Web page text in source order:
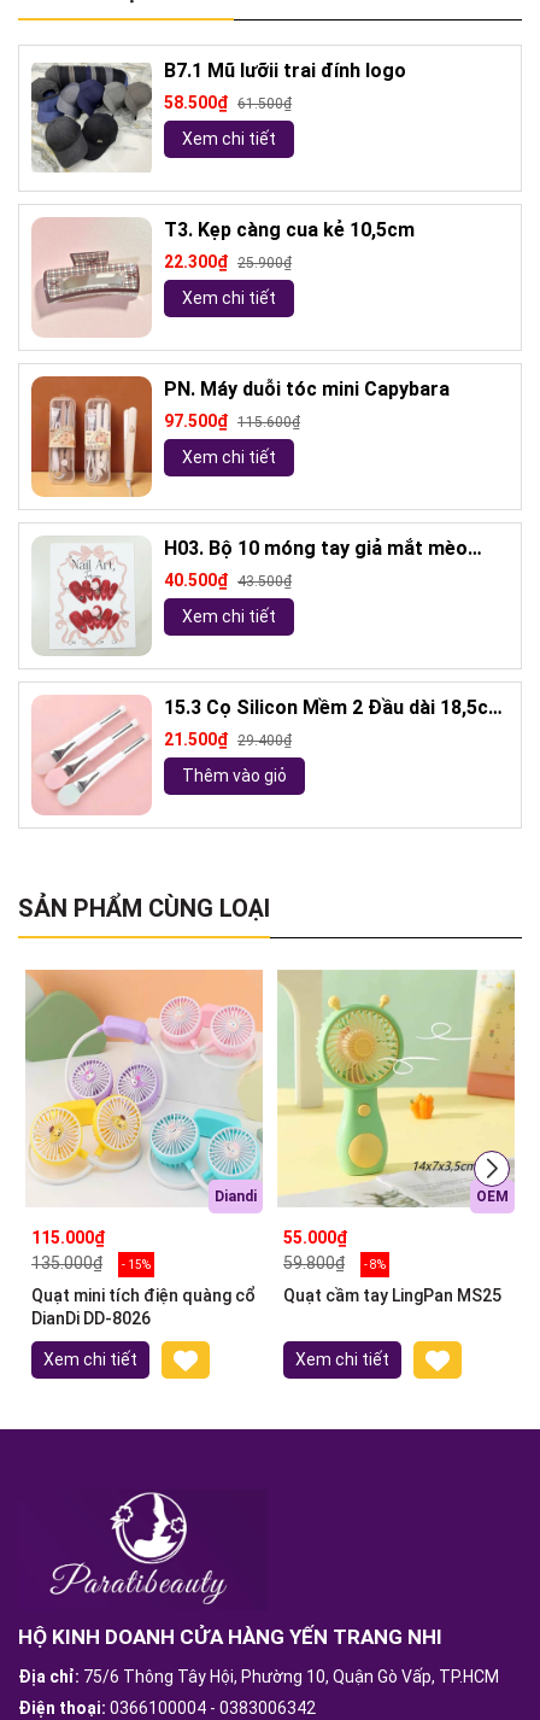
B7.1 Mũ lưỡii trai đính logo
58.500₫ 61.500₫
Xem chi tiết
T3. Kẹp càng cua kẻ 10,5cm
22.300₫ 25.900₫
Xem chi tiết
PN. Máy duỗi tóc mini Capybara
97.500₫ 115.600₫
Xem chi tiết
H03. Bộ 10 móng tay giả mắt mèo
kèm keo và giũa móng (ngẫu nhiên)
40.500₫ 43.500₫
Xem chi tiết
15.3 Cọ Silicon Mềm 2 Đầu dài 18,5cm
( ngẫu nhiên)
21.500₫ 29.400₫
Thêm vào giỏ
SẢN PHẨM CÙNG LOẠI
Diandi
115.000₫
135.000₫
- 15%
Quạt mini tích điện quàng cổ
DianDi DD-8026
Xem chi tiết
OEM
55.000₫
59.800₫
- 8%
Quạt cầm tay LingPan MS25
Xem chi tiết
HỘ KINH DOANH CỬA HÀNG YẾN TRANG NHI
Địa chỉ: 75/6 Thông Tây Hội, Phường 10, Quận Gò Vấp, TP.HCM
Điện thoại: 0366100004 - 0383006342